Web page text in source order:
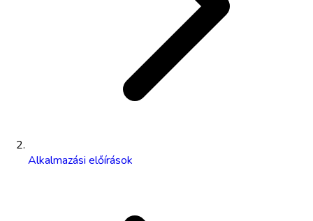
Alkalmazási előírások